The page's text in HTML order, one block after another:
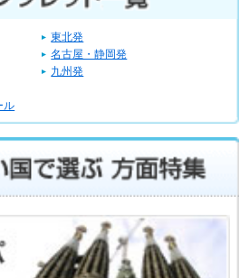
東北発
名古屋・静岡発
九州発
ル